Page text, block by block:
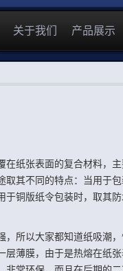
关于我们 产品展示
在纸张表面的复合材料，
取其不同的特点：当用于
于铜版纸令包装时，取其
，所以大家都知道纸吸潮
层薄膜，由于是热熔在纸